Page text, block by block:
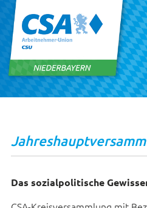
Das sozialpolitische